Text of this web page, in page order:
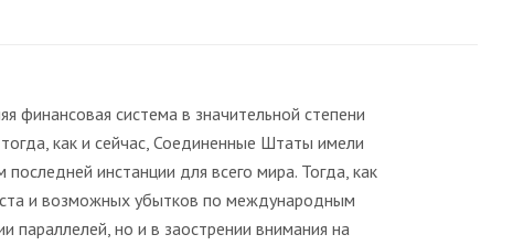
финансовая система в значительной степени
как и сейчас, Соединенные Штаты имели
инстанции для всего мира. Тогда, как
и возможных убытков по международным
параллелей, но и в заострении внимания на